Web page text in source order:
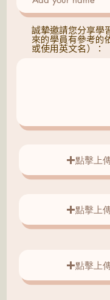
誠摯邀請您分享學
來的學員有參考的
或使用英文名）：
點擊上
點擊上
點擊上